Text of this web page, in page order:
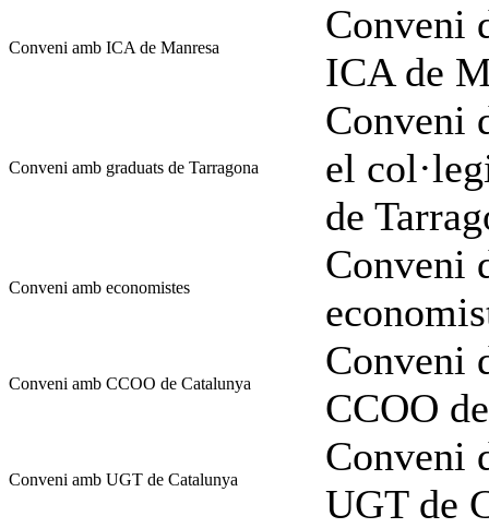
Conveni amb ICA de Manresa
Conveni
ICA de
Conveni amb graduats de Tarragona
Conveni
el
de
Conveni amb economistes
Conveni
Conveni amb CCOO de Catalunya
Conveni
CCOO
Conveni amb UGT de Catalunya
Conveni
UGT de